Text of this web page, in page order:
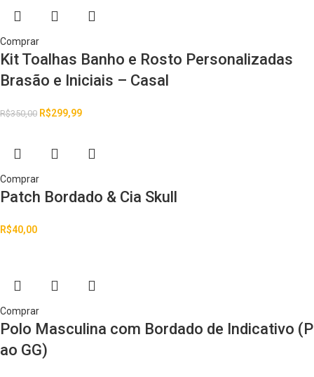
Comprar
Kit Toalhas Banho e Rosto Personalizadas
Brasão e Iniciais – Casal
R$350,00 R$299,99
Comprar
Patch Bordado & Cia Skull
R$40,00
Comprar
Polo Masculina com Bordado de Indicativo (P
ao GG)